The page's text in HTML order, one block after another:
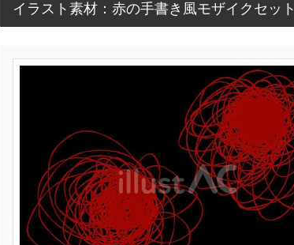
イラスト素材：赤の手書き風モザイクセット